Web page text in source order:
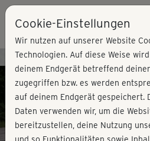
Kursvorschau - Jetzt mitmachen!
Cookie-Einstellungen
Wir nutzen auf unserer Website
Technologien. Auf diese Weise
deinem Endgerät betreffend
zugegriffen bzw. es werden
auf deinem Endgerät gespeichert.
Daten verwenden wir, um die
bereitzustellen, deine Nutzung